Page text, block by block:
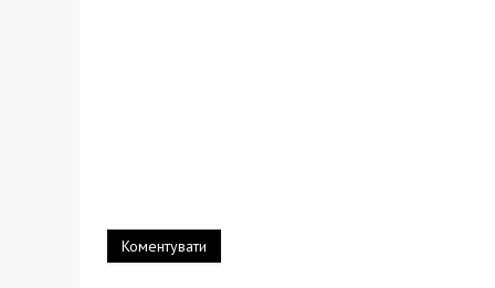
Коментувати